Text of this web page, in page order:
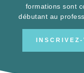
débutant au